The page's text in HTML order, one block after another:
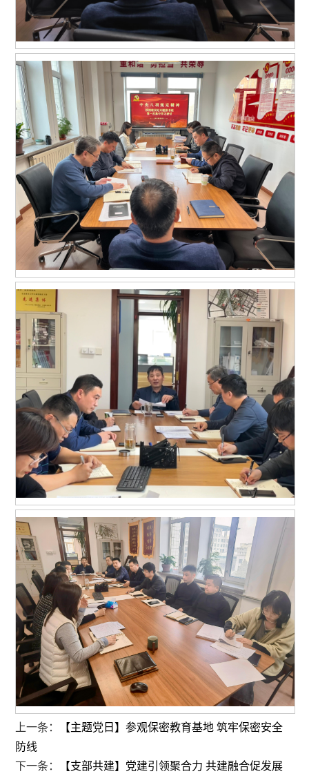
上一条：
【主题党日】参观保密教育基地 筑牢保密安全
防线
下一条：
【支部共建】党建引领聚合力 共建融合促发展